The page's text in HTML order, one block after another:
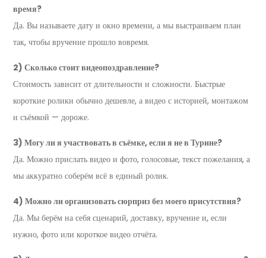
время?
Да. Вы называете дату и окно времени, а мы выстраиваем план
так, чтобы вручение прошло вовремя.
2) Сколько стоит видеопоздравление?
Стоимость зависит от длительности и сложности. Быстрые
короткие ролики обычно дешевле, а видео с историей, монтажом
и съёмкой — дороже.
3) Могу ли я участвовать в съёмке, если я не в Турине?
Да. Можно прислать видео и фото, голосовые, текст пожелания, а
мы аккуратно соберём всё в единый ролик.
4) Можно ли организовать сюрприз без моего присутствия?
Да. Мы берём на себя сценарий, доставку, вручение и, если
нужно, фото или короткое видео отчёта.